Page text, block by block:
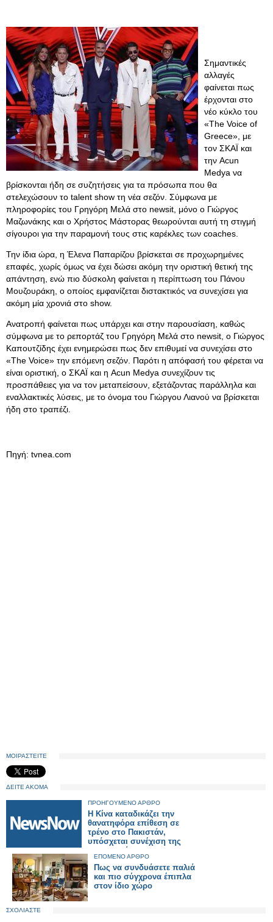
Σημαντικές
αλλαγές
φαίνεται πως
έρχονται στο
νέο κύκλο του
«The Voice of
Greece», με
τον ΣΚΑΪ και
την Acun
Medya να
βρίσκονται ήδη σε συζητήσεις για τα πρόσωπα που θα
στελεχώσουν το talent show τη νέα σεζόν. Σύμφωνα με
πληροφορίες του Γρηγόρη Μελά στο newsit, μόνο ο Γιώργος
Μαζωνάκης και ο Χρήστος Μάστορας θεωρούνται αυτή τη στιγμή
σίγουροι για την παραμονή τους στις καρέκλες των coaches.
Την ίδια ώρα, η Έλενα Παπαρίζου βρίσκεται σε προχωρημένες
επαφές, χωρίς όμως να έχει δώσει ακόμη την οριστική θετική της
απάντηση, ενώ πιο δύσκολη φαίνεται η περίπτωση του Πάνου
Μουζουράκη, ο οποίος εμφανίζεται διστακτικός να συνεχίσει για
ακόμη μία χρονιά στο show.
Ανατροπή φαίνεται πως υπάρχει και στην παρουσίαση, καθώς
σύμφωνα με το ρεπορτάζ του Γρηγόρη Μελά στο newsit, ο Γιώργος
Καπουτζίδης έχει ενημερώσει πως δεν επιθυμεί να συνεχίσει στο
«The Voice» την επόμενη σεζόν. Παρότι η απόφασή του φέρεται να
είναι οριστική, ο ΣΚΑΪ και η Acun Medya συνεχίζουν τις
προσπάθειες για να τον μεταπείσουν, εξετάζοντας παράλληλα και
εναλλακτικές λύσεις, με το όνομα του Γιώργου Λιανού να βρίσκεται
ήδη στο τραπέζι.
Πηγή: tvnea.com
ΜΟΙΡΑΣΤΕΙΤΕ
ΔΕΙΤΕ ΑΚΟΜΑ
ΠΡΟΗΓΟΥΜΕΝΟ ΑΡΘΡΟ
Η Κίνα καταδικάζει την
θανατηφόρα επίθεση σε
τρένο στο Πακιστάν,
υπόσχεται συνέχιση της
συνεργασίας της στην
καταπολέμηση της
τρομοκρατίας.
ΕΠΟΜΕΝΟ ΑΡΘΡΟ
Πως να συνδυάσετε παλιά
και πιο σύγχρονα έπιπλα
στον ίδιο χώρο
ΣΧΟΛΙΑΣΤΕ